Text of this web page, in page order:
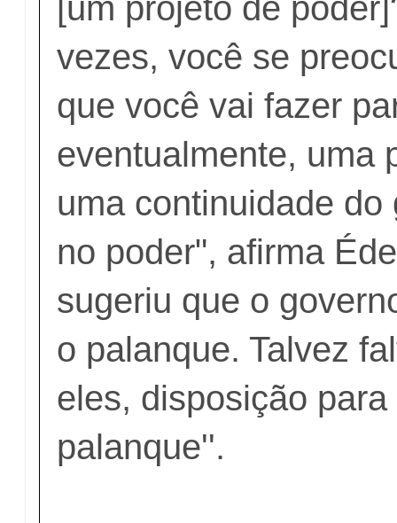
vezes, você se
que você vai fazer
eventualmente, uma
uma continuidade
no poder", afirma
sugeriu que o
o palanque. Talvez
eles, disposição
palanque''.